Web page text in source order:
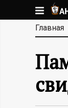
к
основномуА
Н
Т
И
Главная